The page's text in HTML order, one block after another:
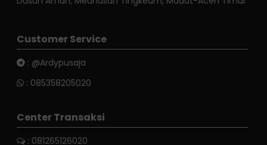
Customer Service
: @Ardypusaja
: 085358205020
Center Transaksi
: 081265126020